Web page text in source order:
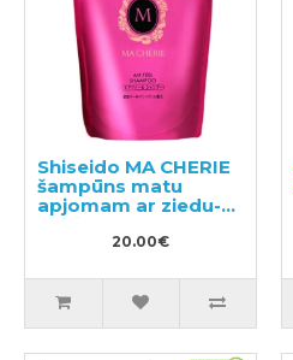
Shiseido MA CHERIE
šampūns matu
apjomam ar ziedu-
augļu aromātu,
pildviela 380ml
20.00€